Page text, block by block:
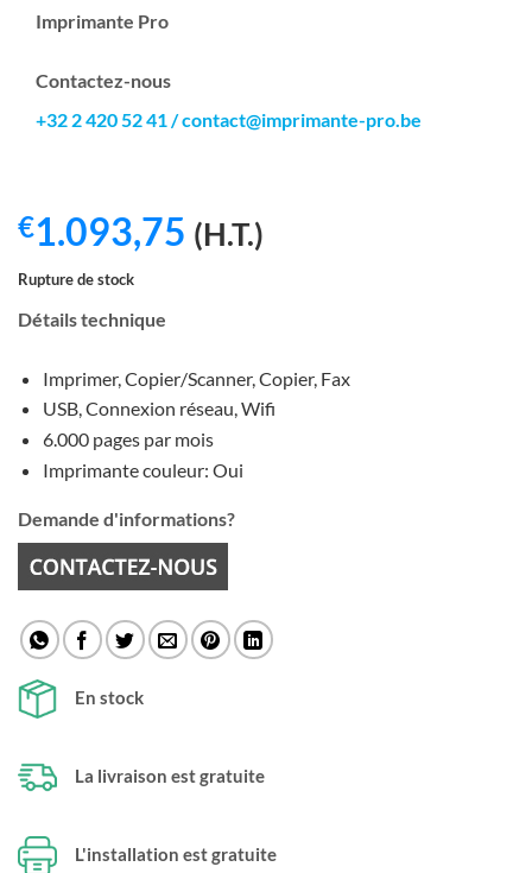
Imprimante Pro
Contactez-nous
+32 2 420 52 41/contact@imprimante-pro.be
€1.093,75 (H.T.)
Rupture de stock
Détails technique
Imprimer, Copier/Scanner, Copier, Fax
USB, Connexion réseau, Wifi
6.000 pages par mois
Imprimante couleur: Oui
Demande d'informations?
En stock
La livraison est gratuite
L'installation est gratuite